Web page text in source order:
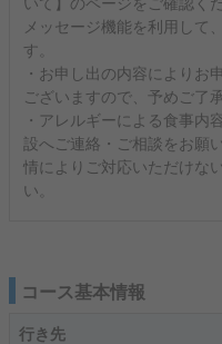
メッセージ機能を利用して
す。
・お申し出の内容によりお
ございますので、予めご了
・アレルギーによる食事内
設へご連絡・ご相談をお願
情によりご対応いただけな
い。
コース基本情報
行き先